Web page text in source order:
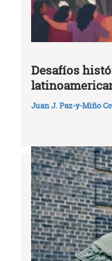
Desafíos
Juan J. Paz-y-Miño